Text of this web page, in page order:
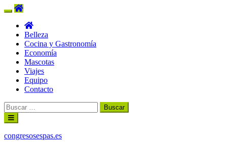
Belleza
Cocina y Gastronomía
Economía
Mascotas
Viajes
Equipo
Contacto
Buscar:
Ir
al
contenido
congresosespas.es